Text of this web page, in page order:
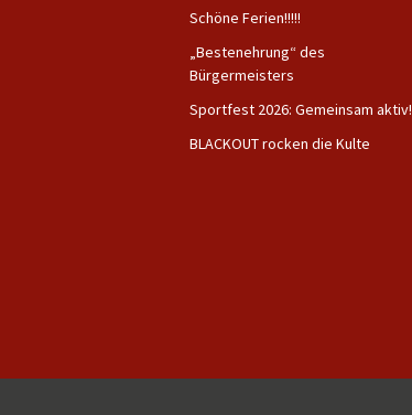
Schöne Ferien!!!!!
„Bestenehrung“ des
Bürgermeisters
Sportfest 2026: Gemeinsam aktiv!
BLACKOUT rocken die Kulte